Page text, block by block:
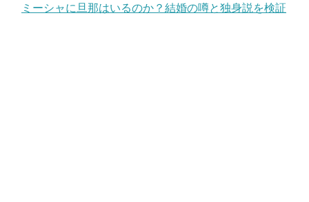
ミーシャに旦那はいるのか？結婚の噂と独身説を検証